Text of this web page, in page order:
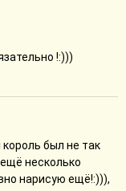
!:)))
был не так
несколько
нарисую ещё!:))),